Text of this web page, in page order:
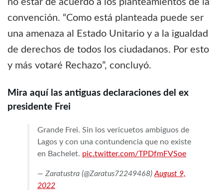
no estar de acuerdo a los planteamientos de la
convención. “Como está planteada puede ser
una amenaza al Estado Unitario y a la igualdad
de derechos de todos los ciudadanos. Por esto
y más votaré Rechazo”, concluyó.
Mira aquí las antiguas declaraciones del ex
presidente Frei
Grande Frei. Sin los vericuetos ambiguos de
Lagos y con una contundencia que no existe
en Bachelet. pic.twitter.com/TPDfmFVSoe
— Zaratustra (@Zaratus72249468) August 9,
2022